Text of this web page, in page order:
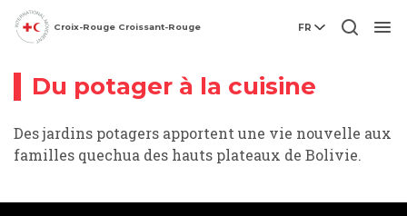
Croix-Rouge Croissant-Rouge FR
Vidéo
Du potager à la cuisine
Des jardins potagers apportent une vie nouvelle aux
familles quechua des hauts plateaux de Bolivie.